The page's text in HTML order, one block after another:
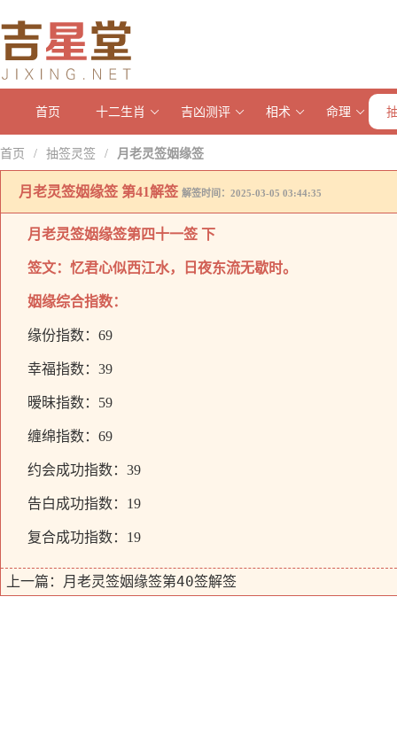
首页 十二生肖 吉凶测评 相术 命理
首页 / 抽签灵签 / 月老灵签姻缘签
月老灵签姻缘签 第41解签 解签时间：2025-03-05 03:44:35
月老灵签姻缘签第四十一签 下
签文：忆君心似西江水，日夜东流无歇时。
姻缘综合指数：
缘份指数：69
幸福指数：39
暧昧指数：59
缠绵指数：69
约会成功指数：39
告白成功指数：19
复合成功指数：19
上一篇： 月老灵签姻缘签第40签解签